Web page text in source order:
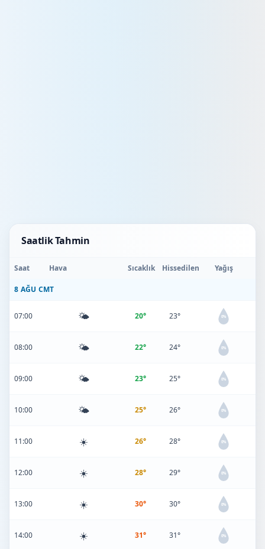
Saatlik Tahmin
Saat Hava Sıcaklık Hissedilen Yağış
8 AĞU CMT
07:00 🌤️ 20° 23° 0%
08:00 🌤️ 22° 24° 0%
09:00 🌤️ 23° 25° 0%
10:00 🌤️ 25° 26° 0%
11:00 ☀️ 26° 28° 0%
12:00 ☀️ 28° 29° 0%
13:00 ☀️ 30° 30° 0%
14:00 ☀️ 31° 31° 0%